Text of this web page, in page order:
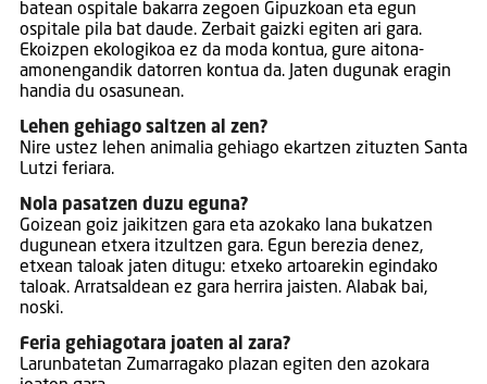
batean ospitale bakarra zegoen Gipuzkoan eta egun
ospitale pila bat daude. Zerbait gaizki egiten ari gara.
Ekoizpen ekologikoa ez da moda kontua, gure aitona-
amonengandik datorren kontua da. Jaten dugunak eragin
handia du osasunean.
Lehen gehiago saltzen al zen?
Nire ustez lehen animalia gehiago ekartzen zituzten Santa
Lutzi feriara.
Nola pasatzen duzu eguna?
Goizean goiz jaikitzen gara eta azokako lana bukatzen
dugunean etxera itzultzen gara. Egun berezia denez,
etxean taloak jaten ditugu: etxeko artoarekin egindako
taloak. Arratsaldean ez gara herrira jaisten. Alabak bai,
noski.
Feria gehiagotara joaten al zara?
Larunbatetan Zumarragako plazan egiten den azokara